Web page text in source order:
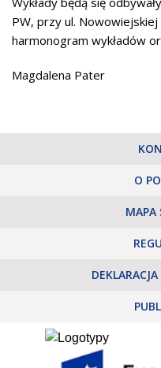
PW, przy ul.
harmonogram wykładów
Magdalena Pater
O
MAPA